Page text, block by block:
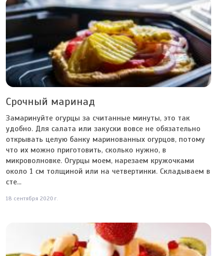
Срочный маринад
Замаринуйте огурцы за считанные минуты, это так
удобно. Для салата или закуски вовсе не обязательно
открывать целую банку маринованных огурцов, потому
что их можно приготовить, сколько нужно, в
микроволновке. Огурцы моем, нарезаем кружочками
около 1 см толщиной или на четвертинки. Складываем в
сте...
18 сентября 2020 г.